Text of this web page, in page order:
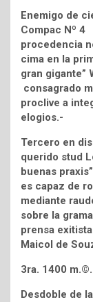
Enemigo de
Compac Nº
procedencia
cima en la
gran gigante”
consagrado
proclive a
elogios.-
Tercero en
querido stud
buenas
es capaz de
mediante
sobre la
prensa
Maicol de
3ra. 1400
Desdoble de